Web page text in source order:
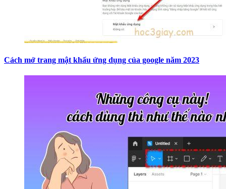
Cách mở trang mật khẩu ứng dụng của google năm 2023